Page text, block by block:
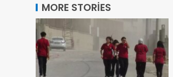
MORE STORIES